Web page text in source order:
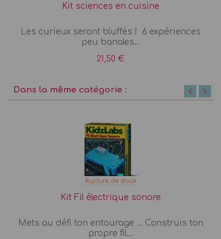
Kit sciences en cuisine
Les curieux seront bluffés ! 6 expériences
peu banales...
21,50 €
Dans la même catégorie :
Rupture de stock
Kit Fil électrique sonore
Mets au défi ton entourage ... Construis ton
propre fil...